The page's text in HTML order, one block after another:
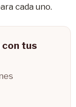
cada uno.
con tus